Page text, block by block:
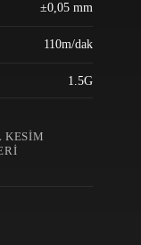
±0,05 mm
110m/dak
1.5G
KESIM